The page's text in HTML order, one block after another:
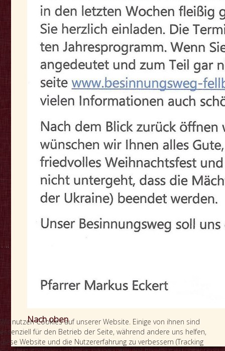
Nach oben
Wir nutzen Cookies auf unserer Website. Einige von ihnen sind
essenziell für den Betrieb der Seite, während andere uns helfen,
diese Website und die Nutzererfahrung zu verbessern (Tracking